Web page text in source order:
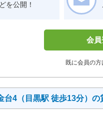
を公開！
会員
既に会員の方
台4（目黒駅 徒歩13分）の